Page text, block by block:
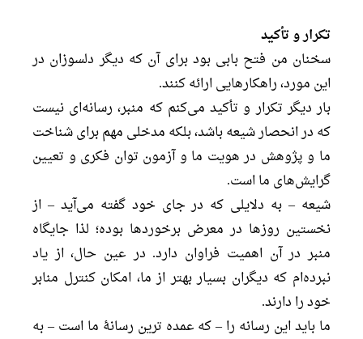
تکرار و تأکید
سخنان من فتح بابی بود برای آن که دیگر دلسوزان در
این مورد، راهکارهایی ارائه کنند.
بار دیگر تکرار و تأکید می‌کنم که منبر، رسانه‌ای نیست
که در انحصار شیعه باشد، بلکه مدخلی مهم برای شناخت
ما و پژوهش در هویت ما و آزمون توان فکری و تعیین
گرایش‌های ما است.
شیعه – به دلایلی که در جای خود گفته می‌آید – از
نخستین روزها در معرض برخوردها بوده؛ لذا جایگاه
منبر در آن اهمیت فراوان دارد. در عین حال، از یاد
نبرده‌ام که دیگران بسیار بهتر از ما، امکان کنترل منابر
خود را دارند.
ما باید این رسانه را – که عمده ترین رسانۀ ما است – به